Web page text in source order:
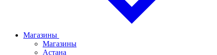
Магазины
Магазины
Астана